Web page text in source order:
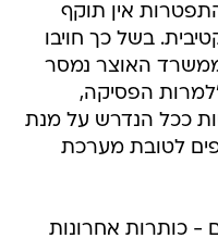
אין תוקף
בשל כך חויבו
האוצר נמסר
הפסיקה,
ככל הנדרש על מנת
לטובת מערכת
כותרות אחרונות